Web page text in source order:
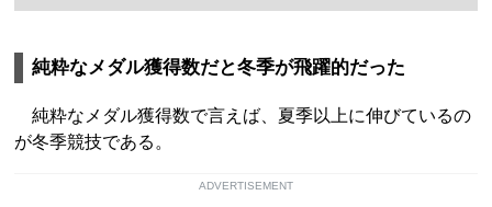
純粋なメダル獲得数だと冬季が飛躍的だった
純粋なメダル獲得数で言えば、夏季以上に伸びているの
が冬季競技である。
ADVERTISEMENT